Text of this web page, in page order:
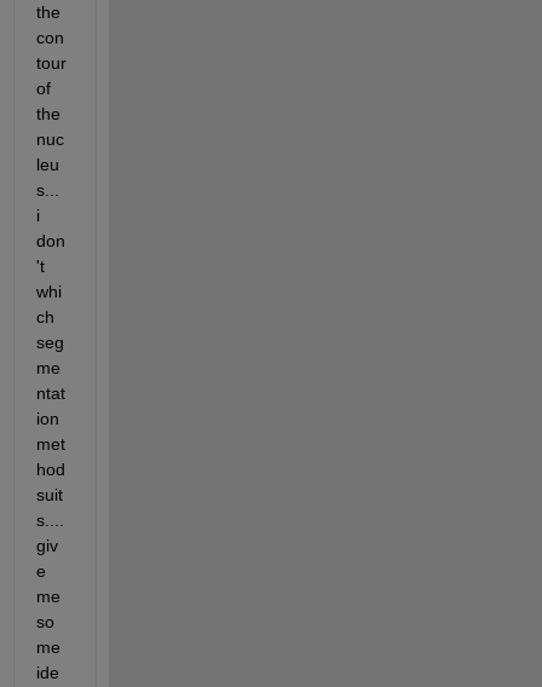
the
con
tour
of
the
nuc
leu
s...
i
don
't
whi
ch
seg
me
ntat
ion
met
hod
suit
s....
giv
e
me
so
me
ide